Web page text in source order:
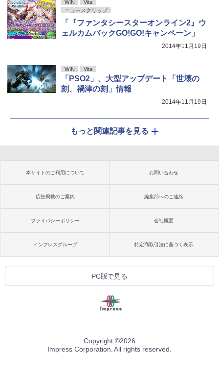
WIN
Vita
ニュースクリップ
「『ファンタシースターオンライン2』ウ
ェルカムバックGO!GO!キャンペーン」
2014年11月19日
WIN Vita
「PSO2」、大型アップデート「世壊の
刻、禍津の刻」情報
2014年11月19日
もっと関連記事を見る
本サイトのご利用について お問い合わせ
広告掲載のご案内 編集部へのご連絡
プライバシーポリシー 会社概要
インプレスグループ 特定商取引法に基づく表示
PC版で見る
Copyright ©2026
Impress Corporation. All rights reserved.